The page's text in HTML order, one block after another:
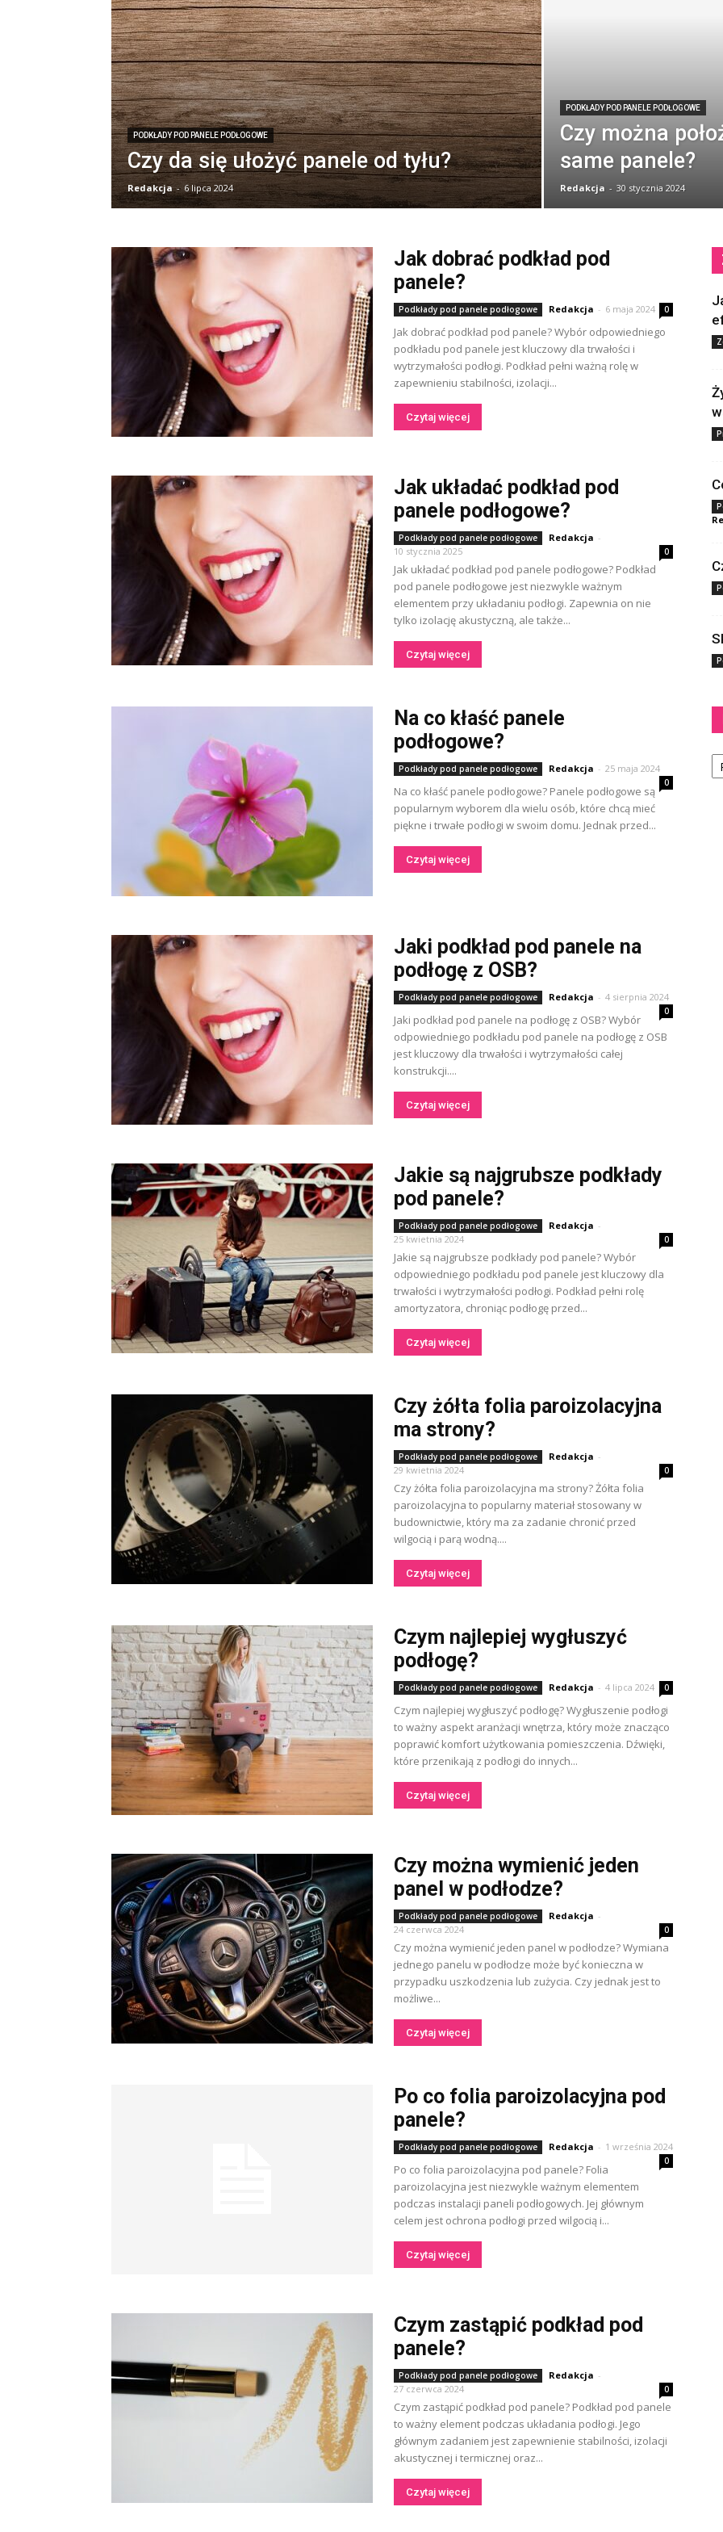
PODKŁADY POD PANELE PODŁOGOWE
Czy da się ułożyć panele od tyłu?
Redakcja - 6 lipca 2024
PODKŁADY POD PANELE PODŁOGOWE
Czy można
same panele?
Redakcja - 30 stycznia 2024
Jak dobrać podkład pod
panele?
Podkłady pod panele podłogowe Redakcja - 6 maja 2024 0
Jak dobrać podkład pod panele? Wybór odpowiedniego
podkładu pod panele jest kluczowy dla trwałości i
wytrzymałości podłogi. Podkład pełni ważną rolę w
zapewnieniu stabilności, izolacji...
Czytaj więcej
Jak układać podkład pod
panele podłogowe?
Podkłady pod panele podłogowe Redakcja -
10 stycznia 2025
0
Jak układać podkład pod panele podłogowe? Podkład
pod panele podłogowe jest niezwykle ważnym
elementem przy układaniu podłogi. Zapewnia on nie
tylko izolację akustyczną, ale także...
Czytaj więcej
Na co kłaść panele
podłogowe?
Podkłady pod panele podłogowe Redakcja - 25 maja 2024
0
Na co kłaść panele podłogowe? Panele podłogowe są
popularnym wyborem dla wielu osób, które chcą mieć
piękne i trwałe podłogi w swoim domu. Jednak przed...
Czytaj więcej
Jaki podkład pod panele na
podłogę z OSB?
Podkłady pod panele podłogowe Redakcja - 4 sierpnia 2024
0
Jaki podkład pod panele na podłogę z OSB? Wybór
odpowiedniego podkładu pod panele na podłogę z OSB
jest kluczowy dla trwałości i wytrzymałości całej
konstrukcji....
Czytaj więcej
Jakie są najgrubsze podkłady
pod panele?
Podkłady pod panele podłogowe Redakcja -
25 kwietnia 2024
0
Jakie są najgrubsze podkłady pod panele? Wybór
odpowiedniego podkładu pod panele jest kluczowy dla
trwałości i wytrzymałości podłogi. Podkład pełni rolę
amortyzatora, chroniąc podłogę przed...
Czytaj więcej
Czy żółta folia paroizolacyjna
ma strony?
Podkłady pod panele podłogowe Redakcja -
29 kwietnia 2024
0
Czy żółta folia paroizolacyjna ma strony? Żółta folia
paroizolacyjna to popularny materiał stosowany w
budownictwie, który ma za zadanie chronić przed
wilgocią i parą wodną....
Czytaj więcej
Czym najlepiej wygłuszyć
podłogę?
Podkłady pod panele podłogowe Redakcja - 4 lipca 2024 0
Czym najlepiej wygłuszyć podłogę? Wygłuszenie podłogi
to ważny aspekt aranżacji wnętrza, który może znacząco
poprawić komfort użytkowania pomieszczenia. Dźwięki,
które przenikają z podłogi do innych...
Czytaj więcej
Czy można wymienić jeden
panel w podłodze?
Podkłady pod panele podłogowe Redakcja -
24 czerwca 2024
0
Czy można wymienić jeden panel w podłodze? Wymiana
jednego panelu w podłodze może być konieczna w
przypadku uszkodzenia lub zużycia. Czy jednak jest to
możliwe...
Czytaj więcej
Po co folia paroizolacyjna pod
panele?
Podkłady pod panele podłogowe Redakcja - 1 września 2024
0
Po co folia paroizolacyjna pod panele? Folia
paroizolacyjna jest niezwykle ważnym elementem
podczas instalacji paneli podłogowych. Jej głównym
celem jest ochrona podłogi przed wilgocią i...
Czytaj więcej
Czym zastąpić podkład pod
panele?
Podkłady pod panele podłogowe Redakcja -
27 czerwca 2024
0
Czym zastąpić podkład pod panele? Podkład pod panele
to ważny element podczas układania podłogi. Jego
głównym zadaniem jest zapewnienie stabilności, izolacji
akustycznej i termicznej oraz...
Czytaj więcej